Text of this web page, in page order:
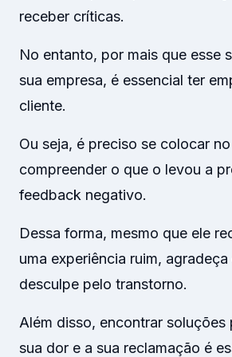
receber críticas.
No entanto, por mais que esse
sua empresa, é essencial ter
cliente.
Ou seja, é preciso se colocar
compreender o que o levou a
feedback negativo.
Dessa forma, mesmo que ele
uma experiência ruim,
desculpe pelo transtorno.
Além disso, encontrar soluções
sua dor e a sua reclamação é